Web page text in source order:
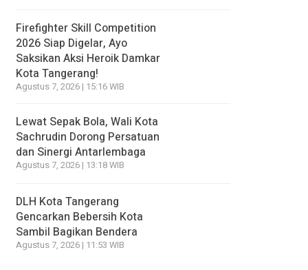
Firefighter Skill Competition
2026 Siap Digelar, Ayo
Saksikan Aksi Heroik Damkar
Kota Tangerang!
Agustus 7, 2026 | 15:16 WIB
Lewat Sepak Bola, Wali Kota
Sachrudin Dorong Persatuan
dan Sinergi Antarlembaga
Agustus 7, 2026 | 13:18 WIB
DLH Kota Tangerang
Gencarkan Bebersih Kota
Sambil Bagikan Bendera
Agustus 7, 2026 | 11:53 WIB